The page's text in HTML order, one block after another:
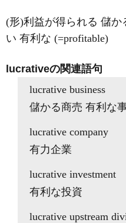
(形)利益が得られる 儲か
い 有利な (=profitable)
lucrativeの関連語句
lucrative business
儲かる商売 有利な
lucrative company
有力企業
lucrative investment
有利な投資
lucrative upstream